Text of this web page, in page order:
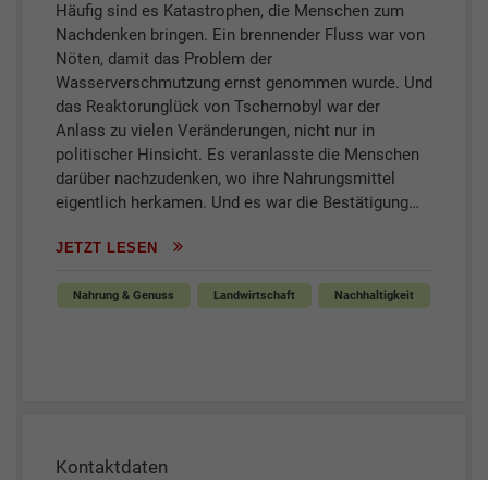
Häufig sind es Katastrophen, die Menschen zum
Nachdenken bringen. Ein brennender Fluss war von
Nöten, damit das Problem der
Wasserverschmutzung ernst genommen wurde. Und
das Reaktorunglück von Tschernobyl war der
Anlass zu vielen Veränderungen, nicht nur in
politischer Hinsicht. Es veranlasste die Menschen
darüber nachzudenken, wo ihre Nahrungsmittel
eigentlich herkamen. Und es war die Bestätigung…
JETZT LESEN
Nahrung & Genuss Landwirtschaft Nachhaltigkeit
Kontaktdaten